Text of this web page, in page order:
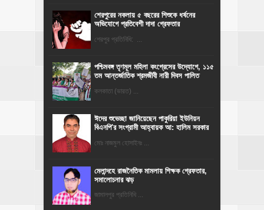
শেরপুরের নকলায় ৫ বছরের শিশুকে ধর্ষনের
অভিযোগে প্রতিবেশী দাদা গ্রেফতার
শেরপুর প্রতিনিধি: ...
পশ্চিমবঙ্গ তৃণমূল মহিলা কংগ্রেসের উদ্যোগে, ১১৫
তম আন্তর্জাতিক শ্রমজীবী নারী দিবস পালিত
কলকাতা (ভারত) ...
ঈদের শুভেচ্ছা জানিয়েছেন পাকুরিয়া ইউনিয়ন
বিএনপি'র সংগ্রামী আহ্বায়ক আ: হালিম সরকার
মোঃ নাজমুল হোসাইনঃ ...
মেলান্দহে রাজনৈতিক মামলায় শিক্ষক গ্রেফতার,
সমালোচনার ঝড়
জামালপুর প্রতিনিধি ...